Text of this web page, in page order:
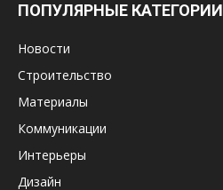
ПОПУЛЯРНЫЕ КАТЕГОРИИ
Новости
Строительство
Материалы
Коммуникации
Интерьеры
Дизайн